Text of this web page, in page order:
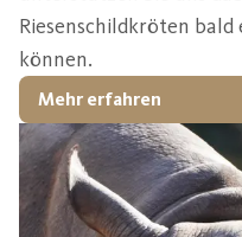
Riesenschildkröten bald
können.
Mehr erfahren